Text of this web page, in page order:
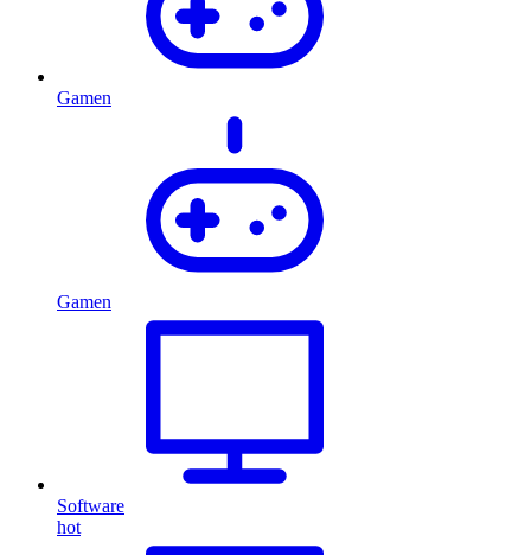
Gamen
Gamen
Software
hot